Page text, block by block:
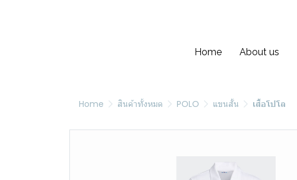
Home About us
Home สินค้าทั้งหมด POLO แขนสั้น เสื้อโปโล